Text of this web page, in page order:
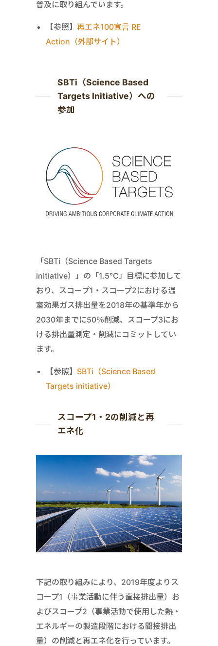
普及に取り組んでいます。
【参照】 再エネ100宣言 RE
Action（外部サイト）
SBTi（Science Based
Targets Initiative）への
参加
「SBTi（Science Based Targets
initiative）」の「1.5°C」目標に参加して
おり、スコープ1・スコープ2における温
室効果ガス排出量を2018年の基準年から
2030年までに50％削減、スコープ3にお
ける排出量測定・削減にコミットしてい
ます。
【参照】 SBTi（Science Based
Targets initiative）
スコープ1・2の削減と再
エネ化
下記の取り組みにより、2019年度よりス
コープ1（事業活動に伴う直接排出量）お
よびスコープ2（事業活動で使用した熱・
エネルギーの製造段階における間接排出
量）の削減と再エネ化を行っています。